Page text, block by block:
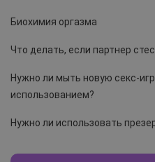
Биохимия оргазма
Что делать, если партнер
Нужно ли мыть новую секс-
использованием?
Нужно ли использовать